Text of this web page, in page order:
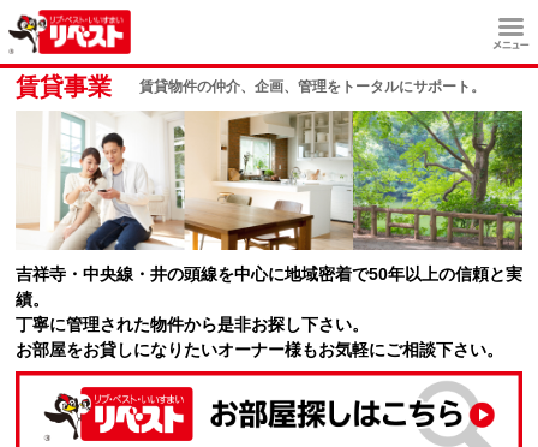
賃貸事業 賃貸物件の仲介、企画、管理をトータルにサポート。
吉祥寺・中央線・井の頭線を中心に地域密着で50年以上の信頼と実
績。
丁寧に管理された物件から是非お探し下さい。
お部屋をお貸しになりたいオーナー様もお気軽にご相談下さい。